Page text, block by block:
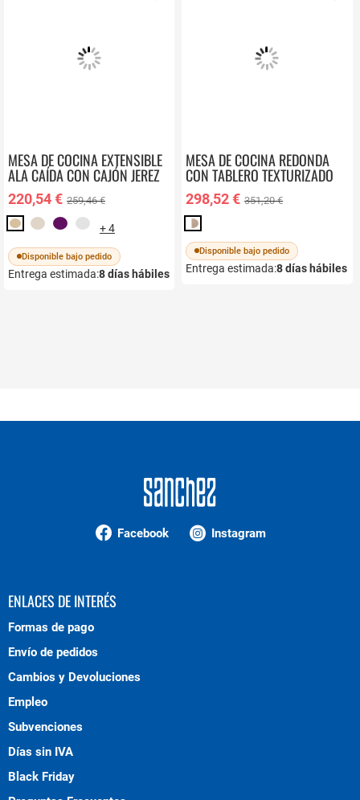
MESA DE COCINA EXTENSIBLE
ALA CAÍDA CON CAJÓN JEREZ
778
220,54 € 259,46 €
+ 4
Disponible bajo pedido
Entrega estimada:8días hábiles
MESA DE COCINA REDONDA
CON TABLERO TEXTURIZADO
144 ATRANI
298,52 € 351,20 €
Disponible bajo pedido
Entrega estimada:8días hábiles
Facebook Instagram
ENLACES DE INTERÉS
Formas de pago
Envío de pedidos
Cambios y Devoluciones
Empleo
Subvenciones
Días sin IVA
Black Friday